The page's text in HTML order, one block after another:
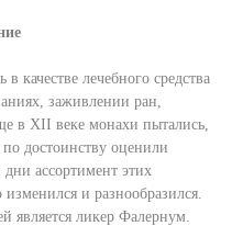
качестве лечебного средства
заживлении ран,
в XII веке монахи пытались,
достоинству оценили
ассортимент этих
и разнообразился.
является ликер Фалернум.